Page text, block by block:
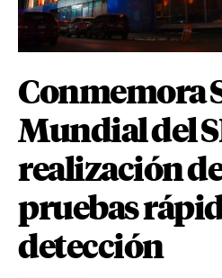
Conmemora
Mundial del
realización
pruebas
detección